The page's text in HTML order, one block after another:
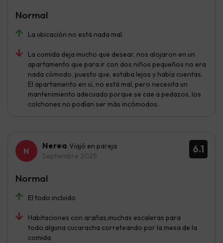
La ubicación no está nada mal.
La comida deja mucho que desear, nos alojaron en un
apartamento que para ir con dos niños pequeños no era
nada cómodo, puesto que, estaba lejos y había cuentas.
El apartamento en sí, no está mal, pero necesita un
mantenimiento adecuado porque se cae a pedazos, los
colchones no podían ser más incómodos.
Normal
6.1
Nerea Viajó en pareja
Septiembre 2025
El todo incluido
Habitaciones con arañas,muchas escaleras para
todo,alguna cucaracha correteando por la mesa de la
comida,
Normal